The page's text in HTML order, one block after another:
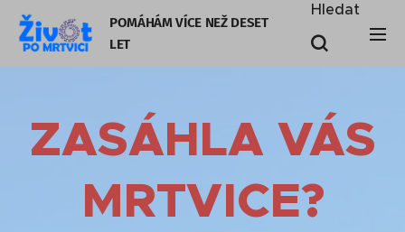
POMÁHÁM VÍCE NEŽ DESET
LET
Hledat
ZASÁHLA VÁS
MRTVICE?